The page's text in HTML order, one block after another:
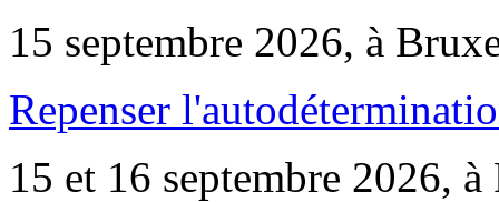
15 septembre 2026, à
Repenser
15 et 16 septembre 2026, à